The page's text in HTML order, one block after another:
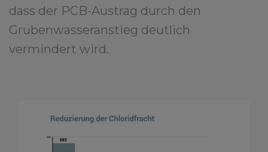
dass der PCB-Austrag durch den
Grubenwasseranstieg deutlich
vermindert wird.